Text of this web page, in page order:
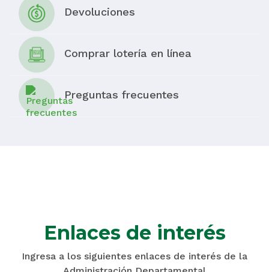
Devoluciones
Comprar lotería en línea
Preguntas frecuentes
Enlaces de interés
Ingresa a los siguientes enlaces de interés de la